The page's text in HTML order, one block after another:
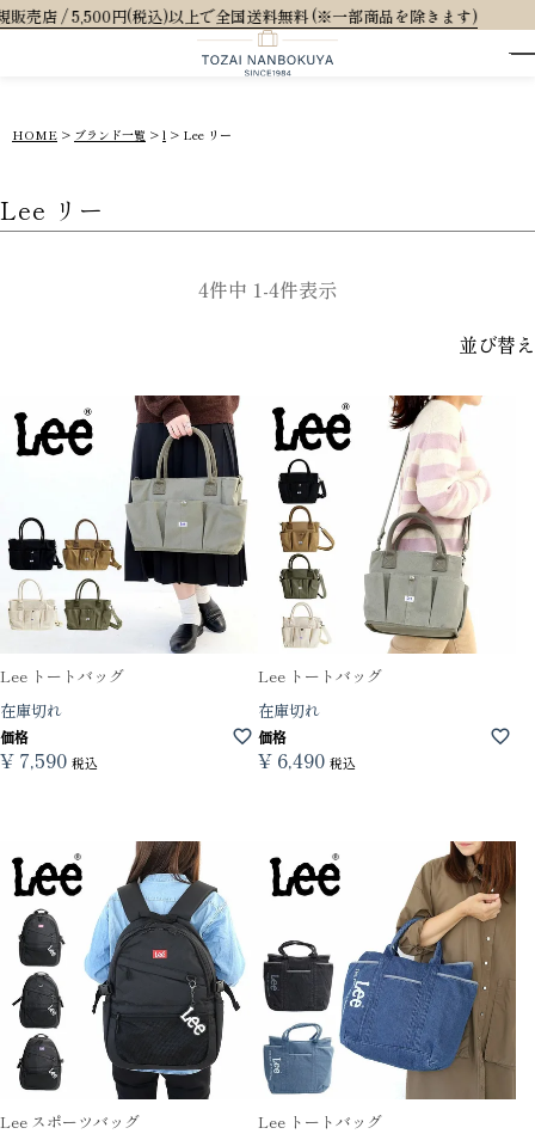
円(税込)以上で全国送料無料 (※一部商品を除きます)
HOME ブランド一覧 l Lee リー
Lee リー
並び替え
4件中 1-4件表示
Lee トートバッグ
在庫切れ
価格
¥ 7,590 税込
Lee トートバッグ
在庫切れ
価格
¥ 6,490 税込
Lee スポーツバッグ
Lee トートバッグ